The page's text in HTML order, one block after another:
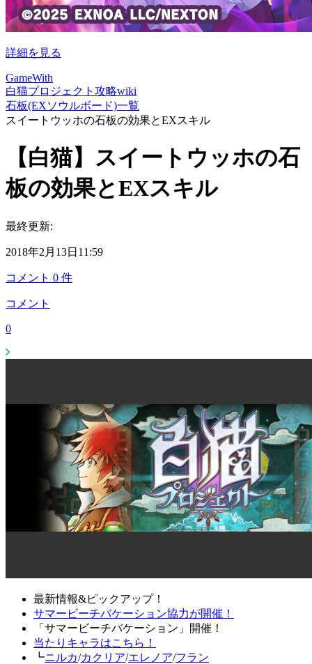
詳細を見る
GameWith
白猫プロジェクト攻略wiki
石板(EXソウルボード)一覧
スイートウッホの石板の効果とEXスキル
【白猫】スイートウッホの石
板の効果とEXスキル
最終更新:
2018年2月13日11:59
コメント 0 件
コメント
0
最新情報&ピックアップ！
サマービーチバケーション協力が開催！
「サマービーチバケーション」開催！
当たりキャラはこちら！
┗ニルカ/カクリア/エレノア/フラン